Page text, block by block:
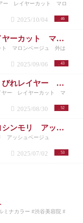
ー レイヤーカット マロ
46
2025/10/04
くびれヘアー レイヤーカット マロンベージュ 外はねミディアム
ト マロンベージュ 外は
43
2025/09/06
ワンホンヘアー くびれレイヤー レイヤーカット マロンベージュ シースルーバング
ヤー レイヤーカット マ
52
2025/08/30
ワンホンヘアー ヨシンモリ アッシュベージュ
アッシュベージュ
53
2025/07/02
ミナカラー #渋谷美容院 #